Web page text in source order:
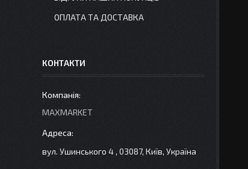
ОПЛАТА ТА ДОСТАВКА
КОНТАКТИ
MAXMARKET
вул. Ушинського 4 , 03087, Київ, Україна